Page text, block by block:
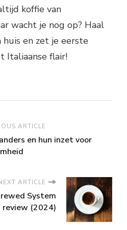
koffie van
wacht je nog op? Haal
en zet je eerste
Italiaanse flair!
ARTICLE
en hun inzet voor
ARTICLE
System
review (2024)